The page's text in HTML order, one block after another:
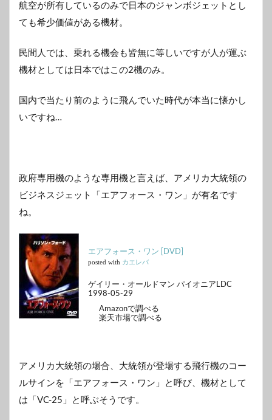
航空が所有しているのみで日本のジャンボジェットとし
ても希少価値がある機材。
民間人では、乗れる機会も皆無に等しいですが人が運ぶ
機材としては日本ではこの2機のみ。
国内で当たり前のように飛んでいた時代が本当に懐かし
いですね…
政府専用機のような専用機と言えば、アメリカ大統領の
ビジネスジェット「エアフォース・ワン」が有名です
ね。
エアフォース・ワン [DVD]
posted with カエレバ
ゲイリー・オールドマン パイオニアLDC
1998-05-29
Amazonで調べる
楽天市場で調べる
アメリカ大統領の場合、大統領が登場する飛行機のコー
ルサインを「エアフォース・ワン」と呼び、機材として
は「VC-25」と呼ぶそうです。